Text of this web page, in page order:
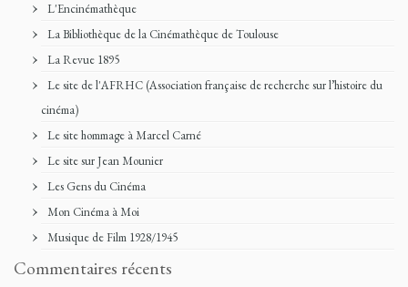
L'Encinémathèque
La Bibliothèque de la Cinémathèque de Toulouse
La Revue 1895
Le site de l'AFRHC (Association française de recherche sur l’histoire du
cinéma)
Le site hommage à Marcel Carné
Le site sur Jean Mounier
Les Gens du Cinéma
Mon Cinéma à Moi
Musique de Film 1928/1945
Commentaires récents